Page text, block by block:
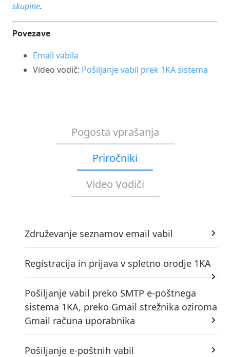
skupine.
Povezave
Email vabila
Video vodič: Pošiljanje vabil prek 1KA sistema
Pogosta vprašanja
Priročniki
Video Vodiči
Združevanje seznamov email vabil
Registracija in prijava v spletno orodje 1KA
Pošiljanje vabil preko SMTP e-poštnega
sistema 1KA, preko Gmail strežnika oziroma
Gmail računa uporabnika
Pošiljanje e-poštnih vabil